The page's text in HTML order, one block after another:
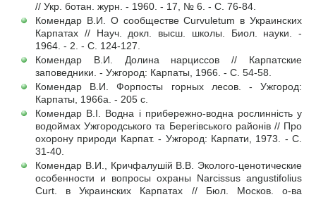
// Укр. ботан. журн. - 1960. - 17, № 6. - С. 76-84.
Комендар В.И. О сообществе Curvuletum в Украинских
Карпатах // Науч. докл. высш. школы. Биол. науки. -
1964. - 2. - С. 124-127.
Комендар В.И. Долина нарциссов // Карпатские
заповедники. - Ужгород: Карпаты, 1966. - С. 54-58.
Комендар В.И. Форпосты горных лесов. - Ужгород:
Карпаты, 1966а. - 205 с.
Комендар В.І. Водна і прибережно-водна рослинність у
водоймах Ужгородського та Берегівського районів // Про
охорону природи Карпат. - Ужгород: Карпати, 1973. - С.
31-40.
Комендар В.И., Кричфалушій В.В. Эколого-ценотические
особенности и вопросы охраны Narcissus angustifolius
Curt. в Украинских Карпатах // Бюл. Москов. о-ва